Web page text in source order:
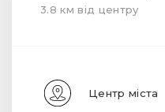
3.8 км від центру
Центр міста